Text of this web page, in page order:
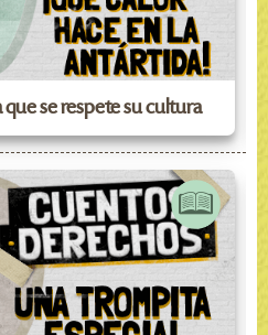
se respete su cultura